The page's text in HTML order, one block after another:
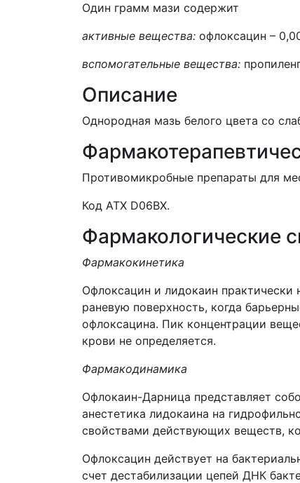
Один грамм мази содержит
активные вещества: офлоксацин –
вспомогательные вещества:
Описание
Однородная мазь белого цвета со
Противомикробные препараты для
Код АТХ D06BX.
Фармакологические
Фармакокинетика
Офлоксацин и лидокаин
раневую поверхность, когда
офлоксацина. Пик концентрации
крови не определяется.
Фармакодинамика
Офлокаин-Дарница представляет
анестетика лидокаина на
свойствами действующих веществ,
Офлоксацин действует на
счет дестабилизации цепей ДНК